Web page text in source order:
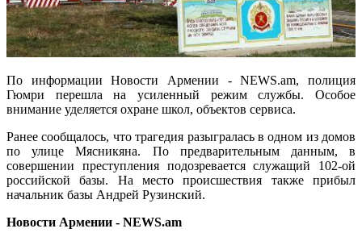
По информации Новости Армении - NEWS.am, полиция
Гюмри перешла на усиленный режим службы. Особое
внимание уделяется охране школ, объектов сервиса.
Ранее сообщалось, что трагедия разыгралась в одном из домов
по улице Мясникяна. По предварительным данным, в
совершении преступления подозревается служащий 102-ой
российской базы. На место происшествия также прибыл
начальник базы Андрей Рузинский.
Новости Армении - NEWS.am